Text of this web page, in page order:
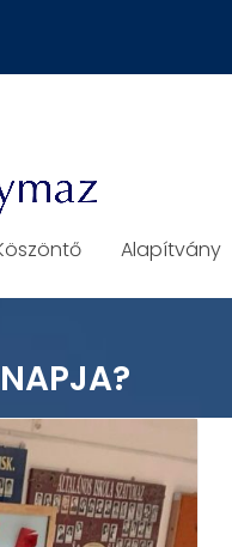
Alapítvány